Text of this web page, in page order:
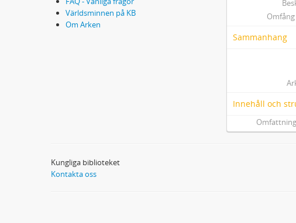
Världsminnen på KB
Om Arken
Sammanhang
Innehåll och
Kungliga biblioteket
Kontakta oss